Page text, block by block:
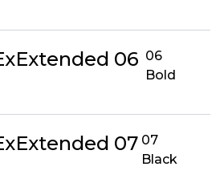
06 06
Bold
07 07
Black